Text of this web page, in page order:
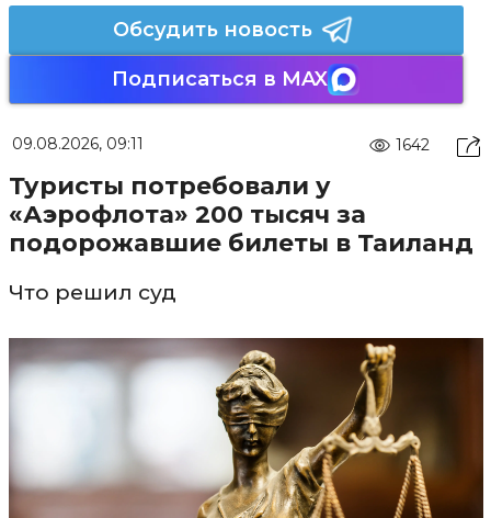
Обсудить новость
Подписаться в MAX
09.08.2026, 09:11 1642
Туристы потребовали у
«Аэрофлота» 200 тысяч за
подорожавшие билеты в Таиланд
Что решил суд